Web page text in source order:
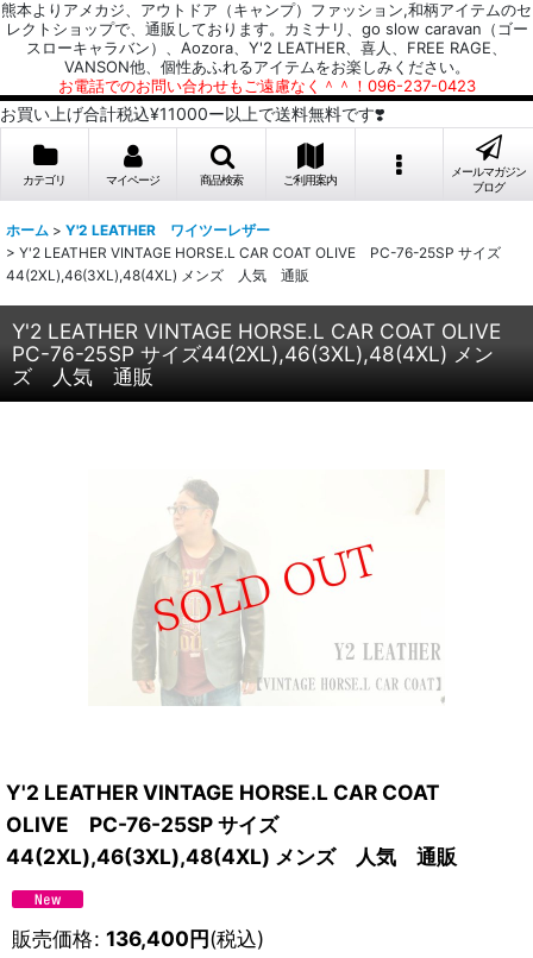
熊本よりアメカジ、アウトドア（キャンプ）ファッション,和柄アイテムのセ
レクトショップで、通販しております。カミナリ、go slow caravan（ゴー
スローキャラバン）、Aozora、Y'2 LEATHER、喜人、FREE RAGE、
VANSON他、個性あふれるアイテムをお楽しみください。
お電話でのお問い合わせもご遠慮なく＾＾！096-237-0423
お買い上げ合計税込¥11000ー以上で送料無料です❣️
カテゴリ マイページ 商品検索 ご利用案内
メールマガジン
ブログ
ホーム > Y'2 LEATHER ワイツーレザー
> Y'2 LEATHER VINTAGE HORSE.L CAR COAT OLIVE PC-76-25SP サイズ
44(2XL),46(3XL),48(4XL) メンズ 人気 通販
Y'2 LEATHER VINTAGE HORSE.L CAR COAT OLIVE
PC-76-25SP サイズ44(2XL),46(3XL),48(4XL) メン
ズ 人気 通販
Y'2 LEATHER VINTAGE HORSE.L CAR COAT
OLIVE PC-76-25SP サイズ
44(2XL),46(3XL),48(4XL) メンズ 人気 通販
販売価格: 136,400円(税込)